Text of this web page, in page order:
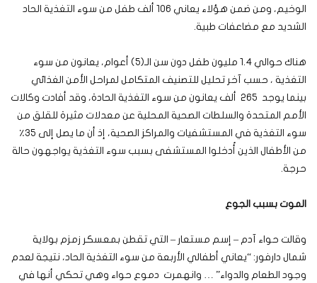
الوخيم، ومن ضمن هؤلاء يعاني 106 ألف طفل من سوء التغذية الحاد
الشديد مع مضاعفات طبية.
هناك حوالي 1.4 مليون طفل دون سن الـ(5) أعوام، يعانون من سوء
التغذية ، حسب آخر تحليل للتصنيف المتكامل لمراحل الأمن الغذائي
بينما يوجد 265 ألف يعانون من سوء التغذية الحادة، وقد أفادت وكالات
الأمم المتحدة والسلطات الصحية المحلية عن معدلات مثيرة للقلق من
سوء التغذية في المستشفيات والمراكز الصحية، إذ أن ما يصل إلى 35٪
من الأطفال الذين أُدخلوا المستشفى بسبب سوء التغذية يواجهون حالة
حرجة.
الموت بسبب الجوع
وقالت حواء آدم – إسم مستعار – التي تقطن بمعسكر زمزم بولاية
شمال دارفور: “يعاني أطفالي الأربعة من سوء التغذية الحاد، نتيجة لعدم
وجود الطعام والدواء” … وانهمرت دموع حواء وهي تحكي أنها في